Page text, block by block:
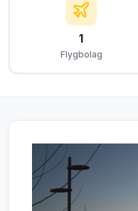
1
Flygbolag